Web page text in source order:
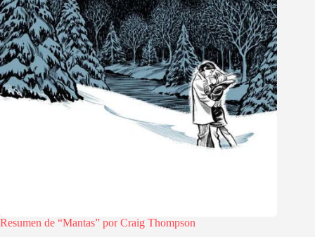
Resumen de “Mantas” por Craig Thompson